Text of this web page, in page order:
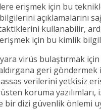
erişmek için bu
açıklamalarını
kullanabilir,
için bu kimlik
virüs bulaştırmak için
geri göndermek
verilerini yetkisiz
koruma yazılımları,
dizi güvenlik önlemi